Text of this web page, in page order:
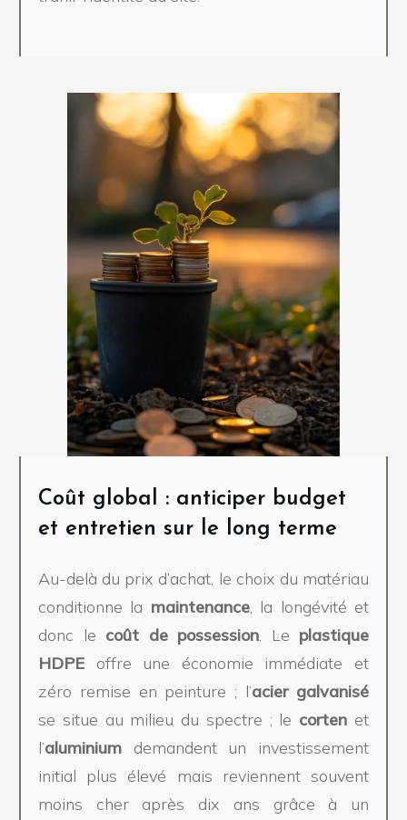
Coût global : anticiper budget
et entretien sur le long terme
Au-delà du prix d’achat, le choix du matériau
conditionne la maintenance, la longévité et
donc le coût de possession. Le plastique
HDPE offre une économie immédiate et
zéro remise en peinture ; l’acier galvanisé
se situe au milieu du spectre ; le corten et
l’aluminium demandent un investissement
initial plus élevé mais reviennent souvent
moins cher après dix ans grâce à un